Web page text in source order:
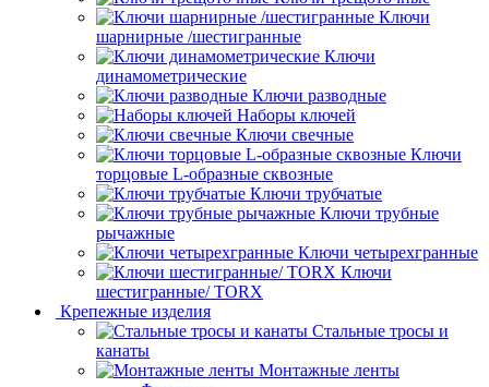
Ключи
шарнирные /шестигранные
Ключи
динамометрические
Ключи разводные
Наборы ключей
Ключи свечные
Ключи
торцовые L-образные сквозные
Ключи трубчатые
Ключи трубные
рычажные
Ключи четырехгранные
Ключи
шестигранные/ TORX
Крепежные изделия
Стальные тросы и
канаты
Монтажные ленты